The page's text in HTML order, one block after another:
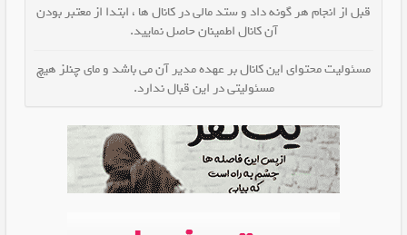
قبل از انجام هر گونه داد و ستد مالی در کانال ها ، ابتدا از معتبر بودن
آن کانال اطمینان حاصل نمایید.
مسئولیت محتوای این کانال بر عهده مدیر آن می باشد و مای چنلز هیچ
مسئولیتی در این قبال ندارد.